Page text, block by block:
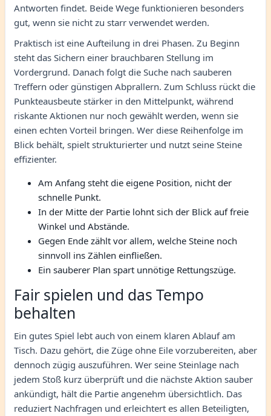
Antworten findet. Beide Wege funktionieren besonders
gut, wenn sie nicht zu starr verwendet werden.
Praktisch ist eine Aufteilung in drei Phasen. Zu Beginn
steht das Sichern einer brauchbaren Stellung im
Vordergrund. Danach folgt die Suche nach sauberen
Treffern oder günstigen Abprallern. Zum Schluss rückt die
Punkteausbeute stärker in den Mittelpunkt, während
riskante Aktionen nur noch gewählt werden, wenn sie
einen echten Vorteil bringen. Wer diese Reihenfolge im
Blick behält, spielt strukturierter und nutzt seine Steine
effizienter.
Am Anfang steht die eigene Position, nicht der
schnelle Punkt.
In der Mitte der Partie lohnt sich der Blick auf freie
Winkel und Abstände.
Gegen Ende zählt vor allem, welche Steine noch
sinnvoll ins Zählen einfließen.
Ein sauberer Plan spart unnötige Rettungszüge.
Fair spielen und das Tempo
behalten
Ein gutes Spiel lebt auch von einem klaren Ablauf am
Tisch. Dazu gehört, die Züge ohne Eile vorzubereiten, aber
dennoch zügig auszuführen. Wer seine Steinlage nach
jedem Stoß kurz überprüft und die nächste Aktion sauber
ankündigt, hält die Partie angenehm übersichtlich. Das
reduziert Nachfragen und erleichtert es allen Beteiligten,